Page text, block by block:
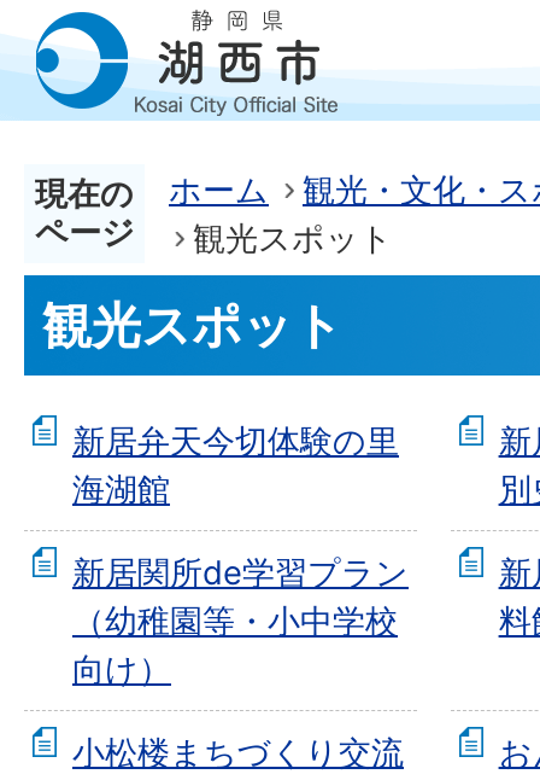
現在の
ページ
ホーム
観光・文化・
観光スポット
観光スポット
新居弁天今切体験の里
海湖館
新居関所de学習プラン
（幼稚園等・小中学校
向け）
料
小松楼まちづくり交流